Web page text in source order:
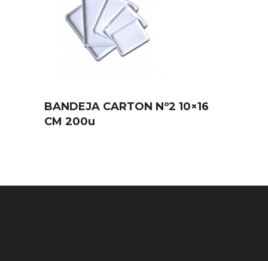
BANDEJA CARTON Nº2 10×16
CM 200u